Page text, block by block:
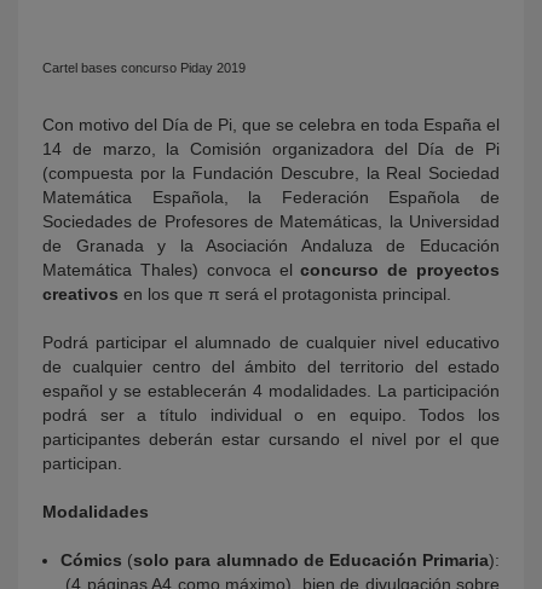
Cartel bases concurso Piday 2019
Con motivo del Día de Pi, que se celebra en toda España el
14 de marzo, la Comisión organizadora del Día de Pi
(compuesta por la Fundación Descubre, la Real Sociedad
Matemática Española, la Federación Española de
Sociedades de Profesores de Matemáticas, la Universidad
de Granada y la Asociación Andaluza de Educación
Matemática Thales) convoca elconcurso de proyectos
creativos en los que π será el protagonista principal.
Podrá participar el alumnado de cualquier nivel educativo
de cualquier centro del ámbito del territorio del estado
español y se establecerán 4 modalidades. La participación
podrá ser a título individual o en equipo. Todos los
participantes deberán estar cursando el nivel por el que
participan.
Modalidades
Cómics (solo para alumnado de Educación Primaria):
(4 páginas A4 como máximo), bien de divulgación sobre